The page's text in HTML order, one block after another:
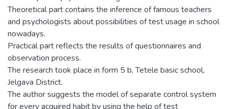
Theoretical part contains the inference of famous teachers
and psychologists about possibilities of test usage in school
nowadays.
Practical part reflects the results of questionnaires and
observation process.
The research took place in form 5 b, Tetele basic school,
Jelgava District.
The author suggests the model of separate control system
for every acquired habit by using the help of test